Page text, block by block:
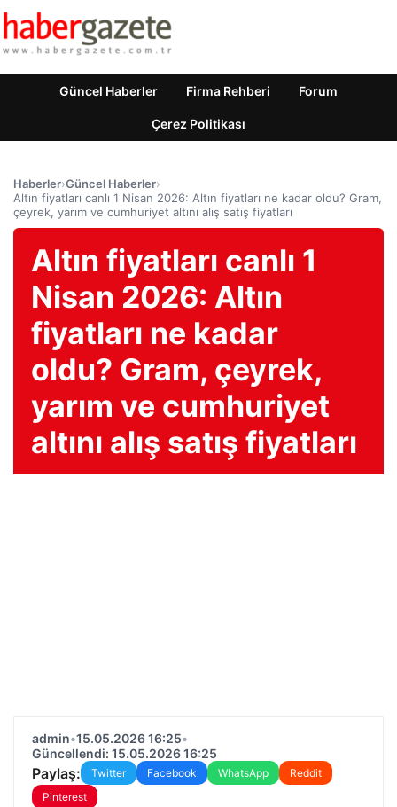
Güncel Haberler Firma Rehberi Forum
Çerez Politikası
Haberler›Güncel Haberler›
Altın fiyatları canlı 1 Nisan 2026: Altın fiyatları ne kadar oldu? Gram,
çeyrek, yarım ve cumhuriyet altını alış satış fiyatları
Altın fiyatları canlı 1
Nisan 2026: Altın
fiyatları ne kadar
oldu? Gram, çeyrek,
yarım ve cumhuriyet
altını alış satış fiyatları
admin•15.05.2026 16:25•
Güncellendi: 15.05.2026 16:25
Paylaş: Twitter Facebook WhatsApp
Reddit
Pinterest